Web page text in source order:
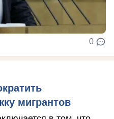
0
мигрантов